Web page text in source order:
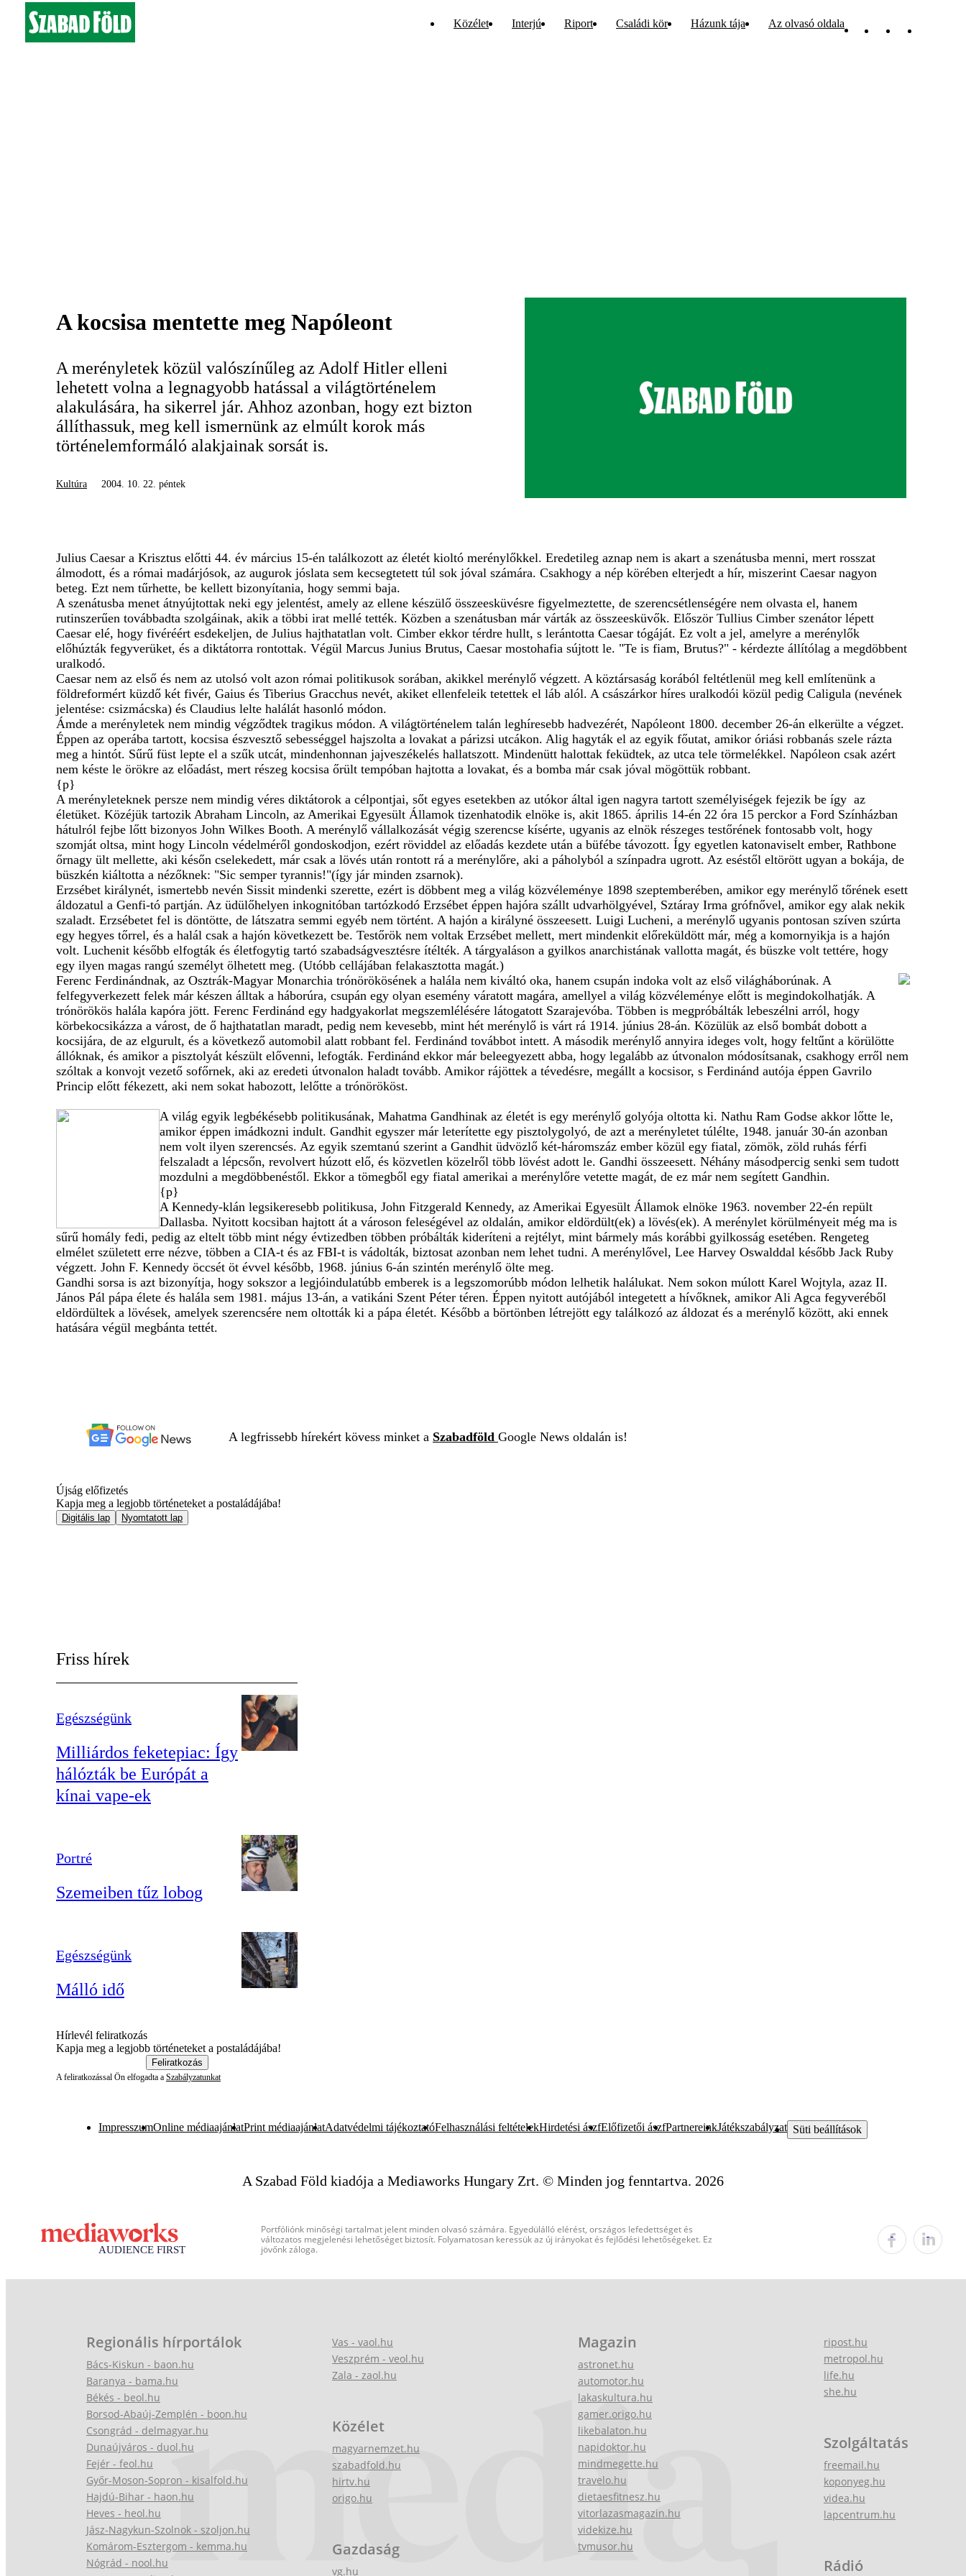
Közélet Interjú Riport Családi kör Házunk tája Az olvasó oldala
A kocsisa mentette meg Napóleont
A merényletek közül valószínűleg az Adolf Hitler elleni
lehetett volna a legnagyobb hatással a világtörténelem
alakulására, ha sikerrel jár. Ahhoz azonban, hogy ezt bizton
állíthassuk, meg kell ismernünk az elmúlt korok más
történelemformáló alakjainak sorsát is.
Kultúra 2004. 10. 22. péntek
Julius Caesar a Krisztus előtti 44. év március 15-én találkozott az életét kioltó merénylőkkel. Eredetileg aznap nem is akart a szenátusba menni, mert rosszat
álmodott, és a római madárjósok, az augurok jóslata sem kecsegtetett túl sok jóval számára. Csakhogy a nép körében elterjedt a hír, miszerint Caesar nagyon
beteg. Ezt nem tűrhette, be kellett bizonyítania, hogy semmi baja.
A szenátusba menet átnyújtottak neki egy jelentést, amely az ellene készülő összeesküvésre figyelmeztette, de szerencsétlenségére nem olvasta el, hanem
rutinszerűen továbbadta szolgáinak, akik a többi irat mellé tették. Közben a szenátusban már várták az összeesküvők. Először Tullius Cimber szenátor lépett
Caesar elé, hogy fivéréért esdekeljen, de Julius hajthatatlan volt. Cimber ekkor térdre hullt, s lerántotta Caesar tógáját. Ez volt a jel, amelyre a merénylők
előhúzták fegyverüket, és a diktátorra rontottak. Végül Marcus Junius Brutus, Caesar mostohafia sújtott le. "Te is fiam, Brutus?" - kérdezte állítólag a megdöbbent
uralkodó.
Caesar nem az első és nem az utolsó volt azon római politikusok sorában, akikkel merénylő végzett. A köztársaság korából feltétlenül meg kell említenünk a
földreformért küzdő két fivér, Gaius és Tiberius Gracchus nevét, akiket ellenfeleik tetettek el láb alól. A császárkor híres uralkodói közül pedig Caligula (nevének
jelentése: csizmácska) és Claudius lelte halálát hasonló módon.
Ámde a merényletek nem mindig végződtek tragikus módon. A világtörténelem talán leghíresebb hadvezérét, Napóleont 1800. december 26-án elkerülte a végzet.
Éppen az operába tartott, kocsisa észvesztő sebességgel hajszolta a lovakat a párizsi utcákon. Alig hagyták el az egyik főutat, amikor óriási robbanás szele rázta
meg a hintót. Sűrű füst lepte el a szűk utcát, mindenhonnan jajveszékelés hallatszott. Mindenütt halottak feküdtek, az utca tele törmelékkel. Napóleon csak azért
nem késte le örökre az előadást, mert részeg kocsisa őrült tempóban hajtotta a lovakat, és a bomba már csak jóval mögöttük robbant.
{p}
A merényleteknek persze nem mindig véres diktátorok a célpontjai, sőt egyes esetekben az utókor által igen nagyra tartott személyiségek fejezik be így az
életüket. Közéjük tartozik Abraham Lincoln, az Amerikai Egyesült Államok tizenhatodik elnöke is, akit 1865. április 14-én 22 óra 15 perckor a Ford Színházban
hátulról fejbe lőtt bizonyos John Wilkes Booth. A merénylő vállalkozását végig szerencse kísérte, ugyanis az elnök részeges testőrének fontosabb volt, hogy
szomját oltsa, mint hogy Lincoln védelméről gondoskodjon, ezért röviddel az előadás kezdete után a büfébe távozott. Így egyetlen katonaviselt ember, Rathbone
őrnagy ült mellette, aki későn cselekedett, már csak a lövés után rontott rá a merénylőre, aki a páholyból a színpadra ugrott. Az eséstől eltörött ugyan a bokája, de
büszkén kiáltotta a nézőknek: "Sic semper tyrannis!"(így jár minden zsarnok).
Erzsébet királynét, ismertebb nevén Sissit mindenki szerette, ezért is döbbent meg a világ közvéleménye 1898 szeptemberében, amikor egy merénylő tőrének esett
áldozatul a Genfi-tó partján. Az üdülőhelyen inkognitóban tartózkodó Erzsébet éppen hajóra szállt udvarhölgyével, Sztáray Irma grófnővel, amikor egy alak nekik
szaladt. Erzsébetet fel is döntötte, de látszatra semmi egyéb nem történt. A hajón a királyné összeesett. Luigi Lucheni, a merénylő ugyanis pontosan szíven szúrta
egy hegyes tőrrel, és a halál csak a hajón következett be. Testőrök nem voltak Erzsébet mellett, mert mindenkit előreküldött már, még a komornyikja is a hajón
volt. Luchenit később elfogták és életfogytig tartó szabadságvesztésre ítélték. A tárgyaláson a gyilkos anarchistának vallotta magát, és büszke volt tettére, hogy
egy ilyen magas rangú személyt ölhetett meg. (Utóbb cellájában felakasztotta magát.)
Ferenc Ferdinándnak, az Osztrák-Magyar Monarchia trónörökösének a halála nem kiváltó oka, hanem csupán indoka volt az első világháborúnak. A
felfegyverkezett felek már készen álltak a háborúra, csupán egy olyan esemény váratott magára, amellyel a világ közvéleménye előtt is megindokolhatják. A
trónörökös halála kapóra jött. Ferenc Ferdinánd egy hadgyakorlat megszemlélésére látogatott Szarajevóba. Többen is megpróbálták lebeszélni arról, hogy
körbekocsikázza a várost, de ő hajthatatlan maradt, pedig nem kevesebb, mint hét merénylő is várt rá 1914. június 28-án. Közülük az első bombát dobott a
kocsijára, de az elgurult, és a következő automobil alatt robbant fel. Ferdinánd továbbot intett. A második merénylő annyira ideges volt, hogy feltűnt a körülötte
állóknak, és amikor a pisztolyát készült elővenni, lefogták. Ferdinánd ekkor már beleegyezett abba, hogy legalább az útvonalon módosítsanak, csakhogy erről nem
szóltak a konvojt vezető sofőrnek, aki az eredeti útvonalon haladt tovább. Amikor rájöttek a tévedésre, megállt a kocsisor, s Ferdinánd autója éppen Gavrilo
Princip előtt fékezett, aki nem sokat habozott, lelőtte a trónörököst.
A világ egyik legbékésebb politikusának, Mahatma Gandhinak az életét is egy merénylő golyója oltotta ki. Nathu Ram Godse akkor lőtte le,
amikor éppen imádkozni indult. Gandhit egyszer már leterítette egy pisztolygolyó, de azt a merényletet túlélte, 1948. január 30-án azonban
nem volt ilyen szerencsés. Az egyik szemtanú szerint a Gandhit üdvözlő két-háromszáz ember közül egy fiatal, zömök, zöld ruhás férfi
felszaladt a lépcsőn, revolvert húzott elő, és közvetlen közelről több lövést adott le. Gandhi összeesett. Néhány másodpercig senki sem tudott
mozdulni a megdöbbenéstől. Ekkor a tömegből egy fiatal amerikai a merénylőre vetette magát, de ez már nem segített Gandhin.
{p}
A Kennedy-klán legsikeresebb politikusa, John Fitzgerald Kennedy, az Amerikai Egyesült Államok elnöke 1963. november 22-én repült
Dallasba. Nyitott kocsiban hajtott át a városon feleségével az oldalán, amikor eldördült(ek) a lövés(ek). A merénylet körülményeit még ma is
sűrű homály fedi, pedig az eltelt több mint négy évtizedben többen próbálták kideríteni a rejtélyt, mint bármely más korábbi gyilkosság esetében. Rengeteg
elmélet született erre nézve, többen a CIA-t és az FBI-t is vádolták, biztosat azonban nem lehet tudni. A merénylővel, Lee Harvey Oswalddal később Jack Ruby
végzett. John F. Kennedy öccsét öt évvel később, 1968. június 6-án szintén merénylő ölte meg.
Gandhi sorsa is azt bizonyítja, hogy sokszor a legjóindulatúbb emberek is a legszomorúbb módon lelhetik halálukat. Nem sokon múlott Karel Wojtyla, azaz II.
János Pál pápa élete és halála sem 1981. május 13-án, a vatikáni Szent Péter téren. Éppen nyitott autójából integetett a hívőknek, amikor Ali Agca fegyveréből
eldördültek a lövések, amelyek szerencsére nem oltották ki a pápa életét. Később a börtönben létrejött egy találkozó az áldozat és a merénylő között, aki ennek
hatására végül megbánta tettét.
A legfrissebb hírekért kövess minket a Szabadföld Google News oldalán is!
Újság előfizetés
Kapja meg a legjobb történeteket a postaládájába!
Digitális lap Nyomtatott lap
Friss hírek
Egészségünk
Milliárdos feketepiac: Így
hálózták be Európát a
kínai vape-ek
Portré
Szemeiben tűz lobog
Egészségünk
Málló idő
Hírlevél feliratkozás
Kapja meg a legjobb történeteket a postaládájába!
Feliratkozás
A feliratkozással Ön elfogadta a Szabályzatunkat
ImpresszumOnline médiaajánlatPrint médiaajánlatAdatvédelmi tájékoztatóFelhasználási feltételekHirdetési ászfElőfizetői ászfPartnereinkJátékszabályzat Süti beállítások
A Szabad Föld kiadója a Mediaworks Hungary Zrt. © Minden jog fenntartva. 2026
Portfóliónk minőségi tartalmat jelent minden olvasó számára. Egyedülálló elérést, országos lefedettséget és
változatos megjelenési lehetőséget biztosít. Folyamatosan keressük az új irányokat és fejlődési lehetőségeket. Ez
jövőnk záloga.
Regionális hírportálok
Bács-Kiskun - baon.hu
Baranya - bama.hu
Békés - beol.hu
Borsod-Abaúj-Zemplén - boon.hu
Csongrád - delmagyar.hu
Dunaújváros - duol.hu
Fejér - feol.hu
Győr-Moson-Sopron - kisalfold.hu
Hajdú-Bihar - haon.hu
Heves - heol.hu
Jász-Nagykun-Szolnok - szoljon.hu
Komárom-Esztergom - kemma.hu
Nógrád - nool.hu
Vas - vaol.hu
Veszprém - veol.hu
Zala - zaol.hu
Közélet
magyarnemzet.hu
szabadfold.hu
hirtv.hu
origo.hu
Gazdaság
vg.hu
Magazin
astronet.hu
automotor.hu
lakaskultura.hu
gamer.origo.hu
likebalaton.hu
napidoktor.hu
mindmegette.hu
travelo.hu
dietaesfitnesz.hu
vitorlazasmagazin.hu
videkize.hu
tvmusor.hu
ripost.hu
metropol.hu
life.hu
she.hu
Szolgáltatás
freemail.hu
koponyeg.hu
videa.hu
lapcentrum.hu
Rádió